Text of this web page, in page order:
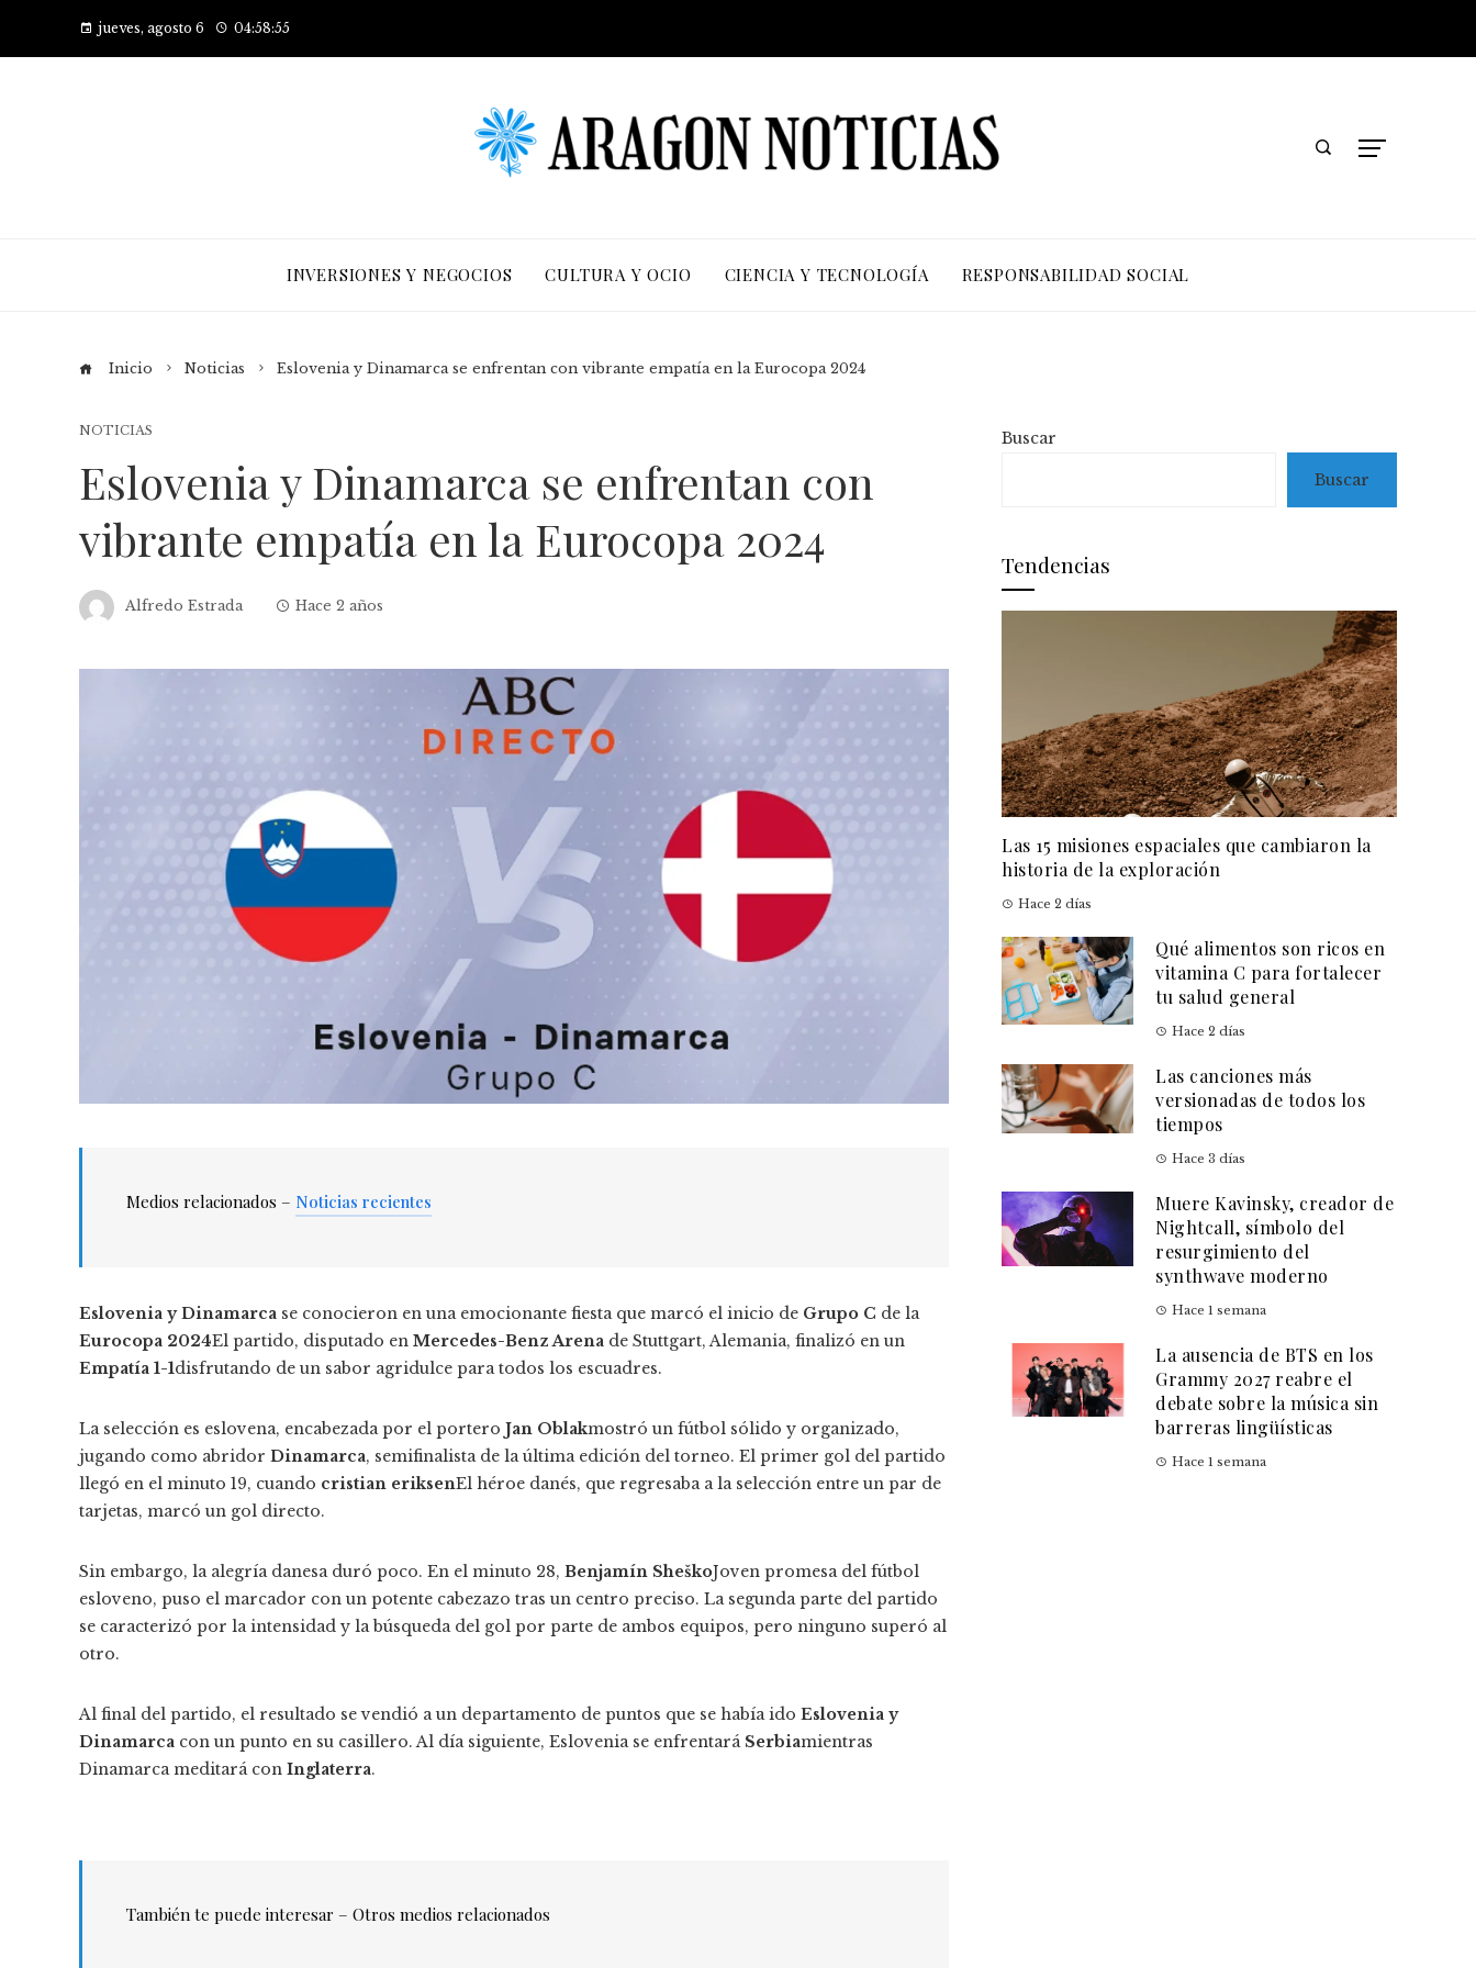
jueves, agosto 6 04:58:56
INVERSIONES Y NEGOCIOS CULTURA Y OCIO CIENCIA Y TECNOLOGÍA RESPONSABILIDAD SOCIAL
Inicio Noticias Eslovenia y Dinamarca se enfrentan con vibrante empatía en la Eurocopa 2024
NOTICIAS
Eslovenia y Dinamarca se enfrentan con
vibrante empatía en la Eurocopa 2024
Alfredo Estrada Hace 2 años
Medios relacionados – Noticias recientes
Eslovenia y Dinamarca se conocieron en una emocionante fiesta que marcó el inicio de Grupo C de la
Eurocopa 2024El partido, disputado en Mercedes-Benz Arena de Stuttgart, Alemania, finalizó en un
Empatía 1-1disfrutando de un sabor agridulce para todos los escuadres.
La selección es eslovena, encabezada por el portero Jan Oblakmostró un fútbol sólido y organizado,
jugando como abridor Dinamarca, semifinalista de la última edición del torneo. El primer gol del partido
llegó en el minuto 19, cuando cristian eriksenEl héroe danés, que regresaba a la selección entre un par de
tarjetas, marcó un gol directo.
Sin embargo, la alegría danesa duró poco. En el minuto 28, Benjamín SheškoJoven promesa del fútbol
esloveno, puso el marcador con un potente cabezazo tras un centro preciso. La segunda parte del partido
se caracterizó por la intensidad y la búsqueda del gol por parte de ambos equipos, pero ninguno superó al
otro.
Al final del partido, el resultado se vendió a un departamento de puntos que se había ido Eslovenia y
Dinamarca con un punto en su casillero. Al día siguiente, Eslovenia se enfrentará Serbiamientras
Dinamarca meditará con Inglaterra.
También te puede interesar – Otros medios relacionados
Buscar
Buscar
Tendencias
Las 15 misiones espaciales que cambiaron la
historia de la exploración
Hace 2 días
Qué alimentos son ricos en
vitamina C para fortalecer
tu salud general
Hace 2 días
Las canciones más
versionadas de todos los
tiempos
Hace 3 días
Muere Kavinsky, creador de
Nightcall, símbolo del
resurgimiento del
synthwave moderno
Hace 1 semana
La ausencia de BTS en los
Grammy 2027 reabre el
debate sobre la música sin
barreras lingüísticas
Hace 1 semana